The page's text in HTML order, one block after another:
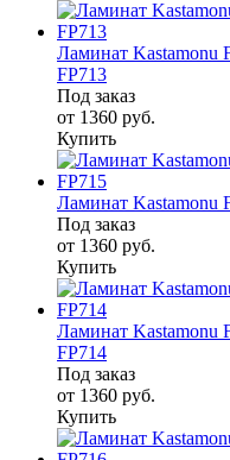
Ламинат Kastamonu
FP713
Под заказ
от 1360 руб.
Купить
Ламинат Kastamonu
Под заказ
от 1360 руб.
Купить
Ламинат Kastamonu
FP714
Под заказ
от 1360 руб.
Купить